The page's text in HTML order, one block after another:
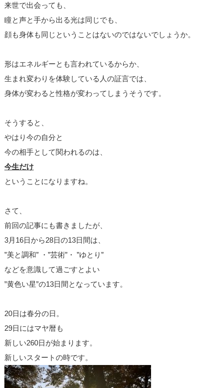
来世で出会っても、
瞳と声と手から出る光は同じでも、
顔も身体も同じということはないのではないでしょうか。
形はエネルギーとも言われているからか、
生まれ変わりを体験している人の証言では、
身体が変わると性格が変わってしまうそうです。
そうすると、
やはり今の自分と
今の相手として関われるのは、
今生だけ
ということになりますね。
さて、
前回の記事にも書きましたが、
3月16日から28日の13日間は、
”美と調和” ・”芸術”・ ”ゆとり”
などを意識して過ごすとよい
”黄色い星”の13日間となっています。
20日は春分の日。
29日にはマヤ暦も
新しい260日が始まります。
新しいスタートの時です。